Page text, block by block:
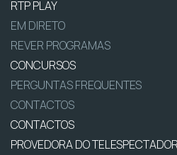
RTP PLAY
EM DIRETO
REVER PROGRAMAS
CONCURSOS
PERGUNTAS FREQUENTES
CONTACTOS
CONTACTOS
PROVEDORA DO TELESPECTADOR